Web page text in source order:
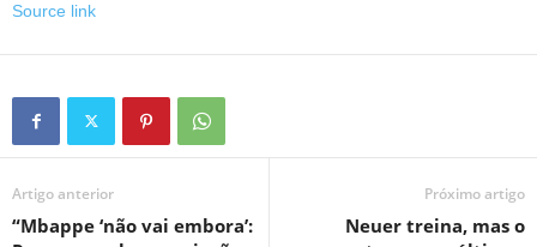
Source link
Artigo anterior
“Mbappe ‘não vai embora’:
Próximo artigo
Neuer treina, mas o